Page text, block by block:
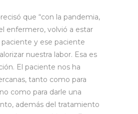
que “con la pandemia,
enfermero, volvió a estar
y ese paciente
nuestra labor. Esa es
El paciente nos ha
tanto como para
como para darle una
además del tratamiento